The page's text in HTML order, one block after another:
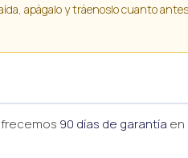
apágalo y tráenoslo cuanto
90 días de garantía en